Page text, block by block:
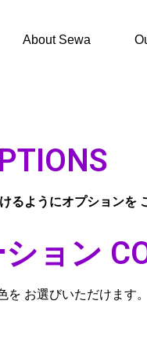
About Sewa
るようにオプションを
ョン
お選びいただけます。